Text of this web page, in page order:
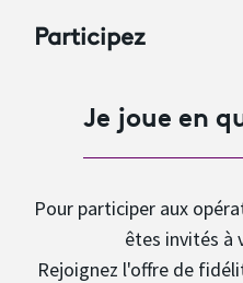
Participez
Je joue en
Pour participer aux
êtes invités à
Rejoignez l'offre de